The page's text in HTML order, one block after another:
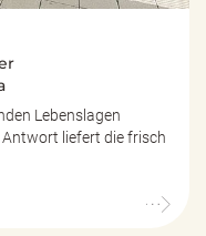
Lebenslagen
Antwort liefert die frisch